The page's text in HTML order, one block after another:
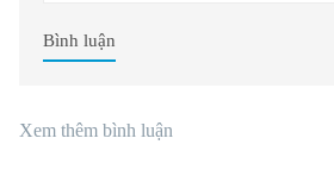
Bình luận
Xem thêm bình luận